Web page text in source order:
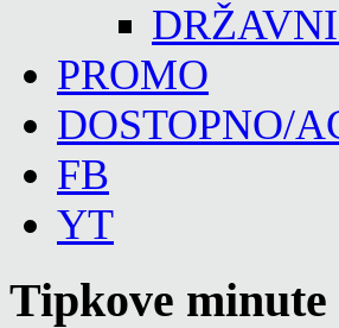
PROMO
DOSTOPNO/
FB
YT
Tipkove minute